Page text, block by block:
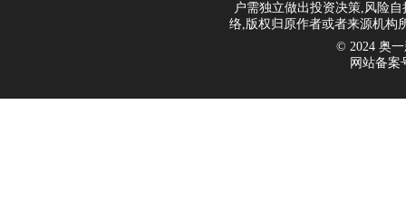
户需独立做出投资决策,风险
络,版权归原作者或者来源机构
© 2024 奥一
网站备案